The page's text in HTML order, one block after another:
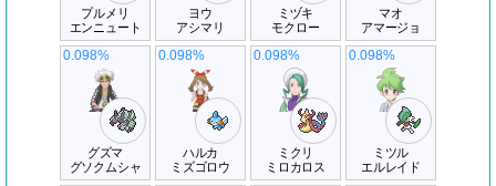
プルメリ
エンニュート
ヨウ
アシマリ
ミヅキ
モクロー
マオ
アマージョ
グズマ
グソクムシャ
0.098%
ハルカ
ミズゴロウ
0.098%
ミクリ
ミロカロス
0.098%
ミツル
エルレイド
0.098%